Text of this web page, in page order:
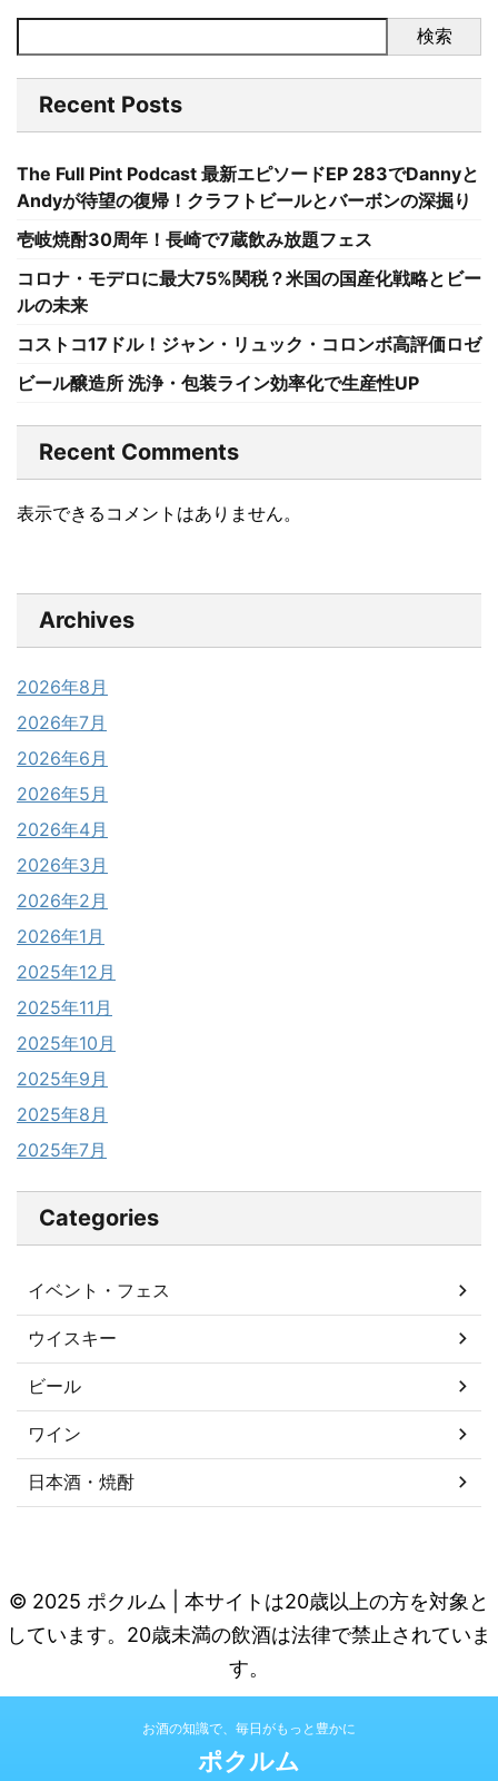
検索
Recent Posts
The Full Pint Podcast 最新エピソードEP 283でDannyと
Andyが待望の復帰！クラフトビールとバーボンの深掘り
壱岐焼酎30周年！長崎で7蔵飲み放題フェス
コロナ・モデロに最大75%関税？米国の国産化戦略とビー
ルの未来
コストコ17ドル！ジャン・リュック・コロンボ高評価ロゼ
ビール醸造所 洗浄・包装ライン効率化で生産性UP
Recent Comments
表示できるコメントはありません。
Archives
2026年8月
2026年7月
2026年6月
2026年5月
2026年4月
2026年3月
2026年2月
2026年1月
2025年12月
2025年11月
2025年10月
2025年9月
2025年8月
2025年7月
Categories
イベント・フェス
ウイスキー
ビール
ワイン
日本酒・焼酎
© 2025 ポクルム | 本サイトは20歳以上の方を対象と
しています。20歳未満の飲酒は法律で禁止されていま
す。
お酒の知識で、毎日がもっと豊かに
ポクルム